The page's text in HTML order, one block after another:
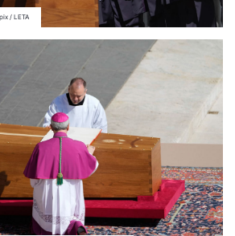
/ LETA